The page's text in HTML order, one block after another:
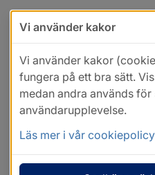
Vi använder kakor
Vi använder kakor
fungera på ett bra sätt.
medan andra används
användarupplevelse.
Läs mer i vår cookiepolicy